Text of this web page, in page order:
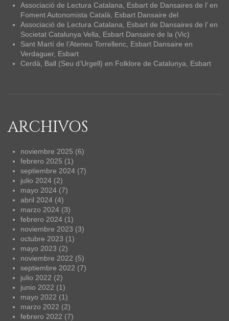
Associació de Lectura Catalana, Esbart de Dansaires de l’en
Foment Autonomista Català, Esbart Dansaire del
Associació de Lectura Catalana, Esbart de Dansaires de l’en
Societat Catalunya Vella, Esbart Dansaire de la (Vic)
Sant Martí de l’Ateneu Torrellenc, Esbart Dansaire en
Verdaguer, Esbart
Cerdà, Ball (Seu d’Urgell) en Folklore de Catalunya, Esbart
ARCHIVOS
noviembre 2025 (6)
febrero 2025 (1)
septiembre 2024 (7)
julio 2024 (2)
mayo 2024 (7)
abril 2024 (4)
marzo 2024 (3)
febrero 2024 (1)
noviembre 2023 (3)
octubre 2023 (1)
mayo 2023 (2)
noviembre 2022 (5)
septiembre 2022 (7)
julio 2022 (2)
junio 2022 (1)
mayo 2022 (1)
marzo 2022 (2)
febrero 2022 (7)